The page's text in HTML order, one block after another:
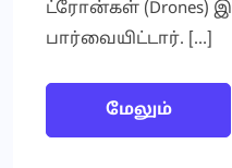
ட்ரோன்கள் (Drones)
பார்வையிட்டார். […]
மேலும்